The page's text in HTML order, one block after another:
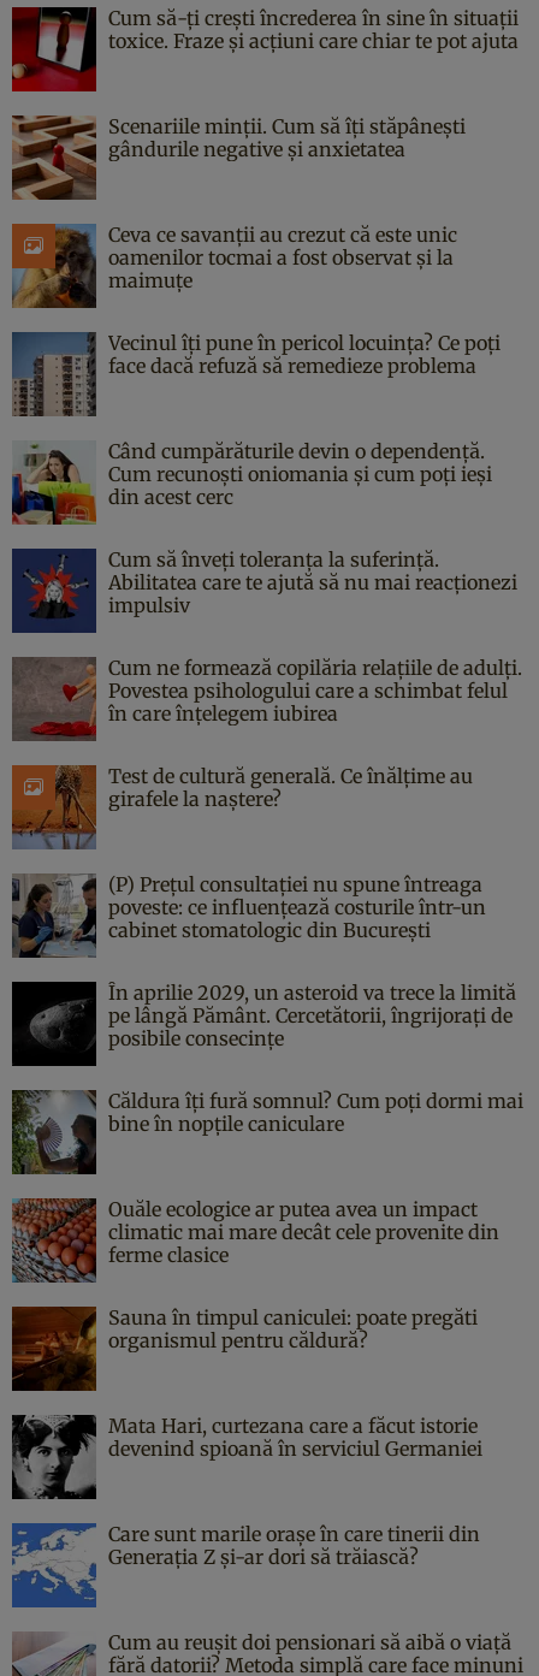
Cum să-ți crești încrederea în sine în situații
toxice. Fraze și acțiuni care chiar te pot ajuta
Scenariile minții. Cum să îți stăpânești
gândurile negative și anxietatea
Ceva ce savanții au crezut că este unic
oamenilor tocmai a fost observat și la
maimuțe
Vecinul îți pune în pericol locuința? Ce poți
face dacă refuză să remedieze problema
Când cumpărăturile devin o dependență.
Cum recunoști oniomania și cum poți ieși
din acest cerc
Cum să înveți toleranța la suferință.
Abilitatea care te ajută să nu mai reacționezi
impulsiv
Cum ne formează copilăria relațiile de adulți.
Povestea psihologului care a schimbat felul
în care înțelegem iubirea
Test de cultură generală. Ce înălțime au
girafele la naștere?
(P) Prețul consultației nu spune întreaga
poveste: ce influențează costurile într-un
cabinet stomatologic din București
În aprilie 2029, un asteroid va trece la limită
pe lângă Pământ. Cercetătorii, îngrijorați de
posibile consecințe
Căldura îți fură somnul? Cum poți dormi mai
bine în nopțile caniculare
Ouăle ecologice ar putea avea un impact
climatic mai mare decât cele provenite din
ferme clasice
Sauna în timpul caniculei: poate pregăti
organismul pentru căldură?
Mata Hari, curtezana care a făcut istorie
devenind spioană în serviciul Germaniei
Care sunt marile orașe în care tinerii din
Generația Z și-ar dori să trăiască?
Cum au reușit doi pensionari să aibă o viață
fără datorii? Metoda simplă care face minuni